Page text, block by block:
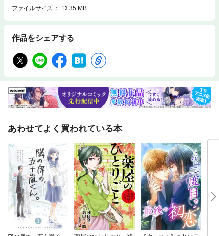
ファイルサイズ
13.35 MB
作品をシェアする
あわせてよく買われている本